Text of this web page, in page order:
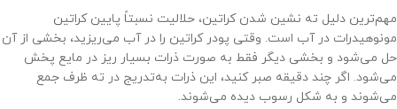
مهم‌ترین دلیل ته نشین شدن کراتین، حلالیت نسبتاً پایین کراتین
مونوهیدرات در آب است. وقتی پودر کراتین را در آب می‌ریزید، بخشی از آن
حل می‌شود و بخشی دیگر فقط به صورت ذرات بسیار ریز در مایع پخش
می‌شود. اگر چند دقیقه صبر کنید، این ذرات به‌تدریج در ته ظرف جمع
می‌شوند و به شکل رسوب دیده می‌شوند.